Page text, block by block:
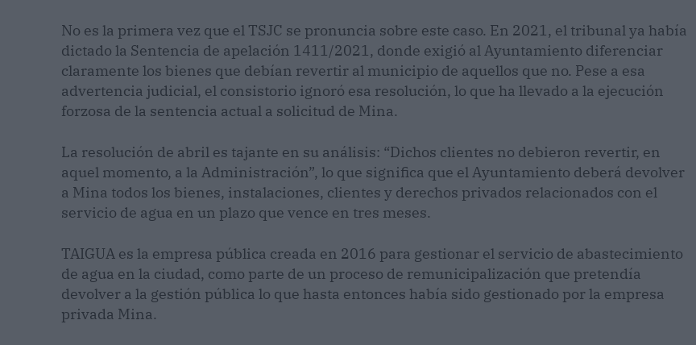
No es la primera vez que el TSJC se pronuncia sobre este caso. En 2021, el tribunal ya había
dictado la Sentencia de apelación 1411/2021, donde exigió al Ayuntamiento diferenciar
claramente los bienes que debían revertir al municipio de aquellos que no. Pese a esa
advertencia judicial, el consistorio ignoró esa resolución, lo que ha llevado a la ejecución
forzosa de la sentencia actual a solicitud de Mina.
La resolución de abril es tajante en su análisis: “Dichos clientes no debieron revertir, en
aquel momento, a la Administración”, lo que significa que el Ayuntamiento deberá devolver
a Mina todos los bienes, instalaciones, clientes y derechos privados relacionados con el
servicio de agua en un plazo que vence en tres meses.
TAIGUA es la empresa pública creada en 2016 para gestionar el servicio de abastecimiento
de agua en la ciudad, como parte de un proceso de remunicipalización que pretendía
devolver a la gestión pública lo que hasta entonces había sido gestionado por la empresa
privada Mina.